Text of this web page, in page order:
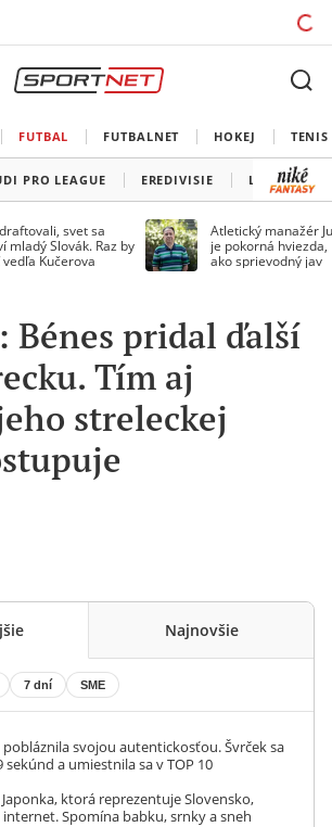
FUTBAL FUTBALNET HOKEJ TENIS
PRO LEAGUE EREDIVISIE LIGA
svet sa
mladý Slovák. Raz by
Kučerova
Atletický manažér
je pokorná
ako sprievodný jav
Bénes pridal ďalší
Tím aj
streleckej
Najnovšie
7 dní SME
svojou autentickosťou. Švrček sa
sekúnd a umiestnila sa v TOP 10
ktorá reprezentuje Slovensko,
Spomína babku, srnky a sneh